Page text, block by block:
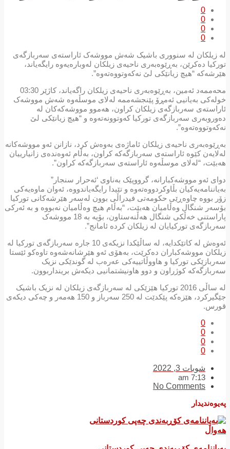
0
0
0
0
لە زیلکان لە سنووری باشیک شەش مووشەک ئاراستەی سەربازگەی
تورکیا دەکرێن، بەڕێوەبەری ناحیەی زیلکان لەوبارەیەوە رایگەیاند،
هێرشەکە “هیچ زیانێکی لێ نەکەوتووەتەوە”.
محەممەد ئەمین، بەڕێوەبەری ناحیەی زیلکان راگەیاند، کاژێر 03:30
خولەکی بەیانیی ئەمڕۆ پێنجشەممە لەلای موسڵەوە شەش مووشەک
ئاراستەی سەربازگەی زیلکان کراون، هەموو مووشەکەکان لە
دەوروبەری سەربازگەی تورکیا کەوتوونەتەوە و “هیچ زیانێکی لێ
نەکەوتووەتەوە”.
بەڕێوەبەری ناحیەی زیلکان ئاماژەی بەوەش کرد، نازانن ئەو مووشەکانە
لەلایەن کێوە ئاراستەی سەربازگەکە کراون، بەڵام ئەوەندەی زانیارییان
هەبێت، “لەلای موسڵەوە ئاراستەی سەربازگەکە کراون”.
دوای ئەو مووشەکبارانە، گرووپێک بەناوی ‘ئەحرار سنجار”
بەیاننامەیەکیان بڵاوکردووەتەوە و تێیدا رایگەیاندووە، ئەوان ماوەیەکی
زۆر بووە چاوەڕێی حکومەتی فیدراڵی بوون لەسەر هێرشەکانی تورکیا
بۆسەر شنگال وەڵامیان هەبێت، “بەڵام هیچ وەڵامیان نەبووە و بە ئەرکی
پاراستنی خەڵکی شنگال هەڵنەستاون، بۆیە بە 18 مووشەک
سەربازگەی تورکیایان لە زیلکان کردە ئامانج”.
ئەوەش لە کاتێکدایە، لە ساڵێکدا نزیکەی 10 جارە سەربازگەی تورکیا لە
زیلکان مووشەکباران دەکرێت، بەهۆی ئەو هێرشانەشەوە تاوەکو ئێستا
سەربازێکی تورکیا و هاووڵاتییەکی عەرەب لە گوندێکی نزیک
سەربازگەکە کوژراون و دوو هاونیشتمانیی دیکەش برینداربوون.
لە ساڵی 2016 تورکیا هێزێکی لە سەربازگەی زیلکان لە نزیک باشیک
جێگیرکرد، هێزەکە پێکدێت لە 250 سەرباز و 150 هەمەر و چەکی دیکەی
قورس.
0
0
0
0
شوبات 3, 2022
7:13 am
No Comments
پەیوەندیدار
هەواڵ